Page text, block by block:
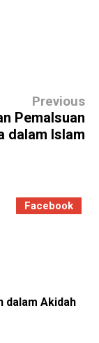
Previous
Pemalsuan
dalam Islam
Facebook
dalam Akidah